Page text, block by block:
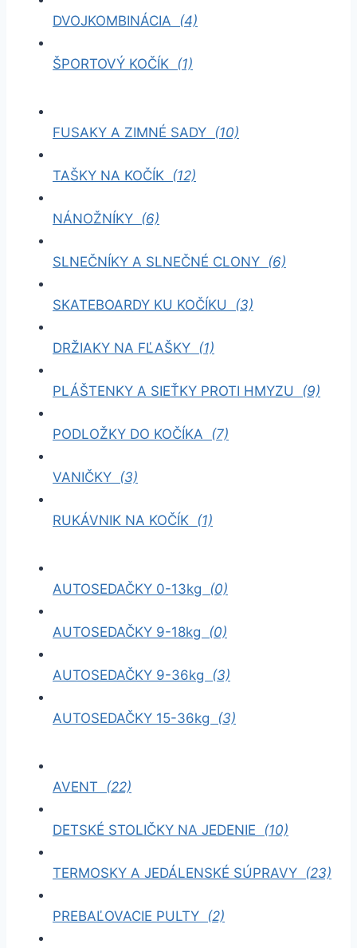
DVOJKOMBINÁCIA (4)
ŠPORTOVÝ KOČÍK (1)
FUSAKY A ZIMNÉ SADY (10)
TAŠKY NA KOČÍK (12)
NÁNOŽNÍKY (6)
SLNEČNÍKY A SLNEČNÉ CLONY (6)
SKATEBOARDY KU KOČÍKU (3)
DRŽIAKY NA FĽAŠKY (1)
PLÁŠTENKY A SIEŤKY PROTI HMYZU (9)
PODLOŽKY DO KOČÍKA (7)
VANIČKY (3)
RUKÁVNIK NA KOČÍK (1)
AUTOSEDAČKY 0-13kg (0)
AUTOSEDAČKY 9-18kg (0)
AUTOSEDAČKY 9-36kg (3)
AUTOSEDAČKY 15-36kg (3)
AVENT (22)
DETSKÉ STOLIČKY NA JEDENIE (10)
TERMOSKY A JEDÁLENSKÉ SÚPRAVY (23)
PREBAĽOVACIE PULTY (2)